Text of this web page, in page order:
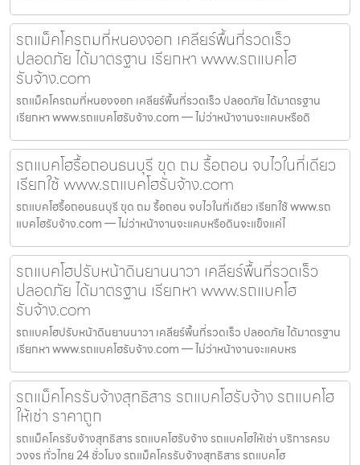
รถแม็คโครถมที่หนองจอก เคลียร์พื้นที่รวดเร็ว
ปลอดภัย ได้มาตรฐาน เรียกหา www.รถแบคโฮ
รับจ้าง.com
รถแม็คโครถมที่หนองจอก เคลียร์พื้นที่รวดเร็ว ปลอดภัย ได้มาตรฐาน
เรียกหา www.รถแบคโฮรับจ้าง.com — ไม่ว่าหน้างานจะแคบหรือดิ
รถแบคโฮรื้อถอนธนบุรี ขุด ถม รื้อถอน จบไวในที่เดียว
เรียกใช้ www.รถแบคโฮรับจ้าง.com
รถแบคโฮรื้อถอนธนบุรี ขุด ถม รื้อถอน จบไวในที่เดียว เรียกใช้ www.รถ
แบคโฮรับจ้าง.com — ไม่ว่าหน้างานจะแคบหรือดินจะแข็งแค่ไ
รถแบคโฮปรับหน้าดินยานนาวา เคลียร์พื้นที่รวดเร็ว
ปลอดภัย ได้มาตรฐาน เรียกหา www.รถแบคโฮ
รับจ้าง.com
รถแบคโฮปรับหน้าดินยานนาวา เคลียร์พื้นที่รวดเร็ว ปลอดภัย ได้มาตรฐาน
เรียกหา www.รถแบคโฮรับจ้าง.com — ไม่ว่าหน้างานจะแคบหร
รถแม็คโครรับจ้างสุทธิสาร รถแบคโฮรับจ้าง รถแบคโฮ
ให้เช่า ราคาถูก
รถแม็คโครรับจ้างสุทธิสาร รถแบคโฮรับจ้าง รถแบคโฮให้เช่า บริการครบ
วงจร ทั่วไทย 24 ชั่วโมง รถแม็คโครรับจ้างสุทธิสาร รถแบคโฮ